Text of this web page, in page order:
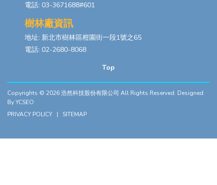
電話: 03-3671688#601
樹林廠資訊
地址: 新北市樹林區柑園街一段1號之65
電話: 02-2680-8068
Top
Copyrights © 2026浩然科技股份有限公司 All Rights Reserved. Designed
ByYCSEO
PRIVACY POLICY
| SITEMAP